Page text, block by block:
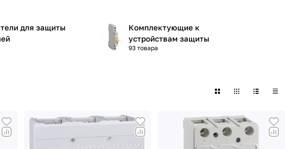
для защиты
Комплектующие к
устройствам защиты
93 товара